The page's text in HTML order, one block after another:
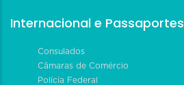
Internacional e Passaportes
Consulados
Câmaras de Comércio
Polícia Federal